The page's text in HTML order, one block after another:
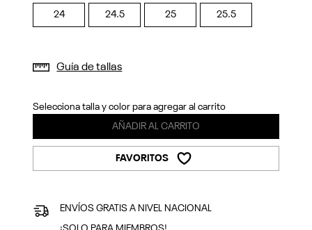
24 24.5 25 25.5
Guía de tallas
Selecciona talla y color para agregar al carrito
AÑADIR AL CARRITO
FAVORITOS
ENVÍOS GRATIS A NIVEL NACIONAL